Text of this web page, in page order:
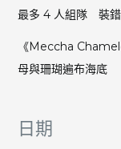
最多 4 人組隊 裝錯
《Meccha
母與珊瑚遍布海底
日期